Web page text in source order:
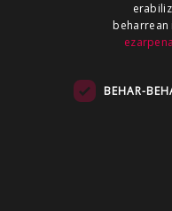
ALEA
NOAUA
BEHAR-